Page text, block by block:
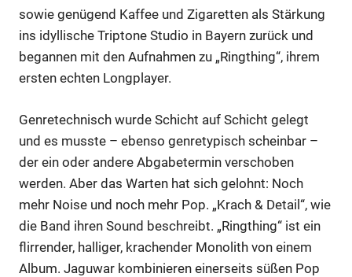
sowie genügend Kaffee und Zigaretten als Stärkung
ins idyllische Triptone Studio in Bayern zurück und
begannen mit den Aufnahmen zu „Ringthing“, ihrem
ersten echten Longplayer.
Genretechnisch wurde Schicht auf Schicht gelegt
und es musste – ebenso genretypisch scheinbar –
der ein oder andere Abgabetermin verschoben
werden. Aber das Warten hat sich gelohnt: Noch
mehr Noise und noch mehr Pop. „Krach & Detail“, wie
die Band ihren Sound beschreibt. „Ringthing“ ist ein
flirrender, halliger, krachender Monolith von einem
Album. Jaguwar kombinieren einerseits süßen Pop